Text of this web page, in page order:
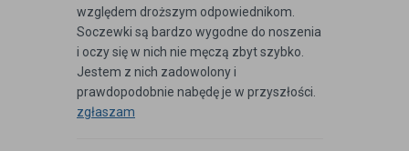
względem droższym odpowiednikom.
Soczewki są bardzo wygodne do noszenia
i oczy się w nich nie męczą zbyt szybko.
Jestem z nich zadowolony i
prawdopodobnie nabędę je w przyszłości.
zgłaszam